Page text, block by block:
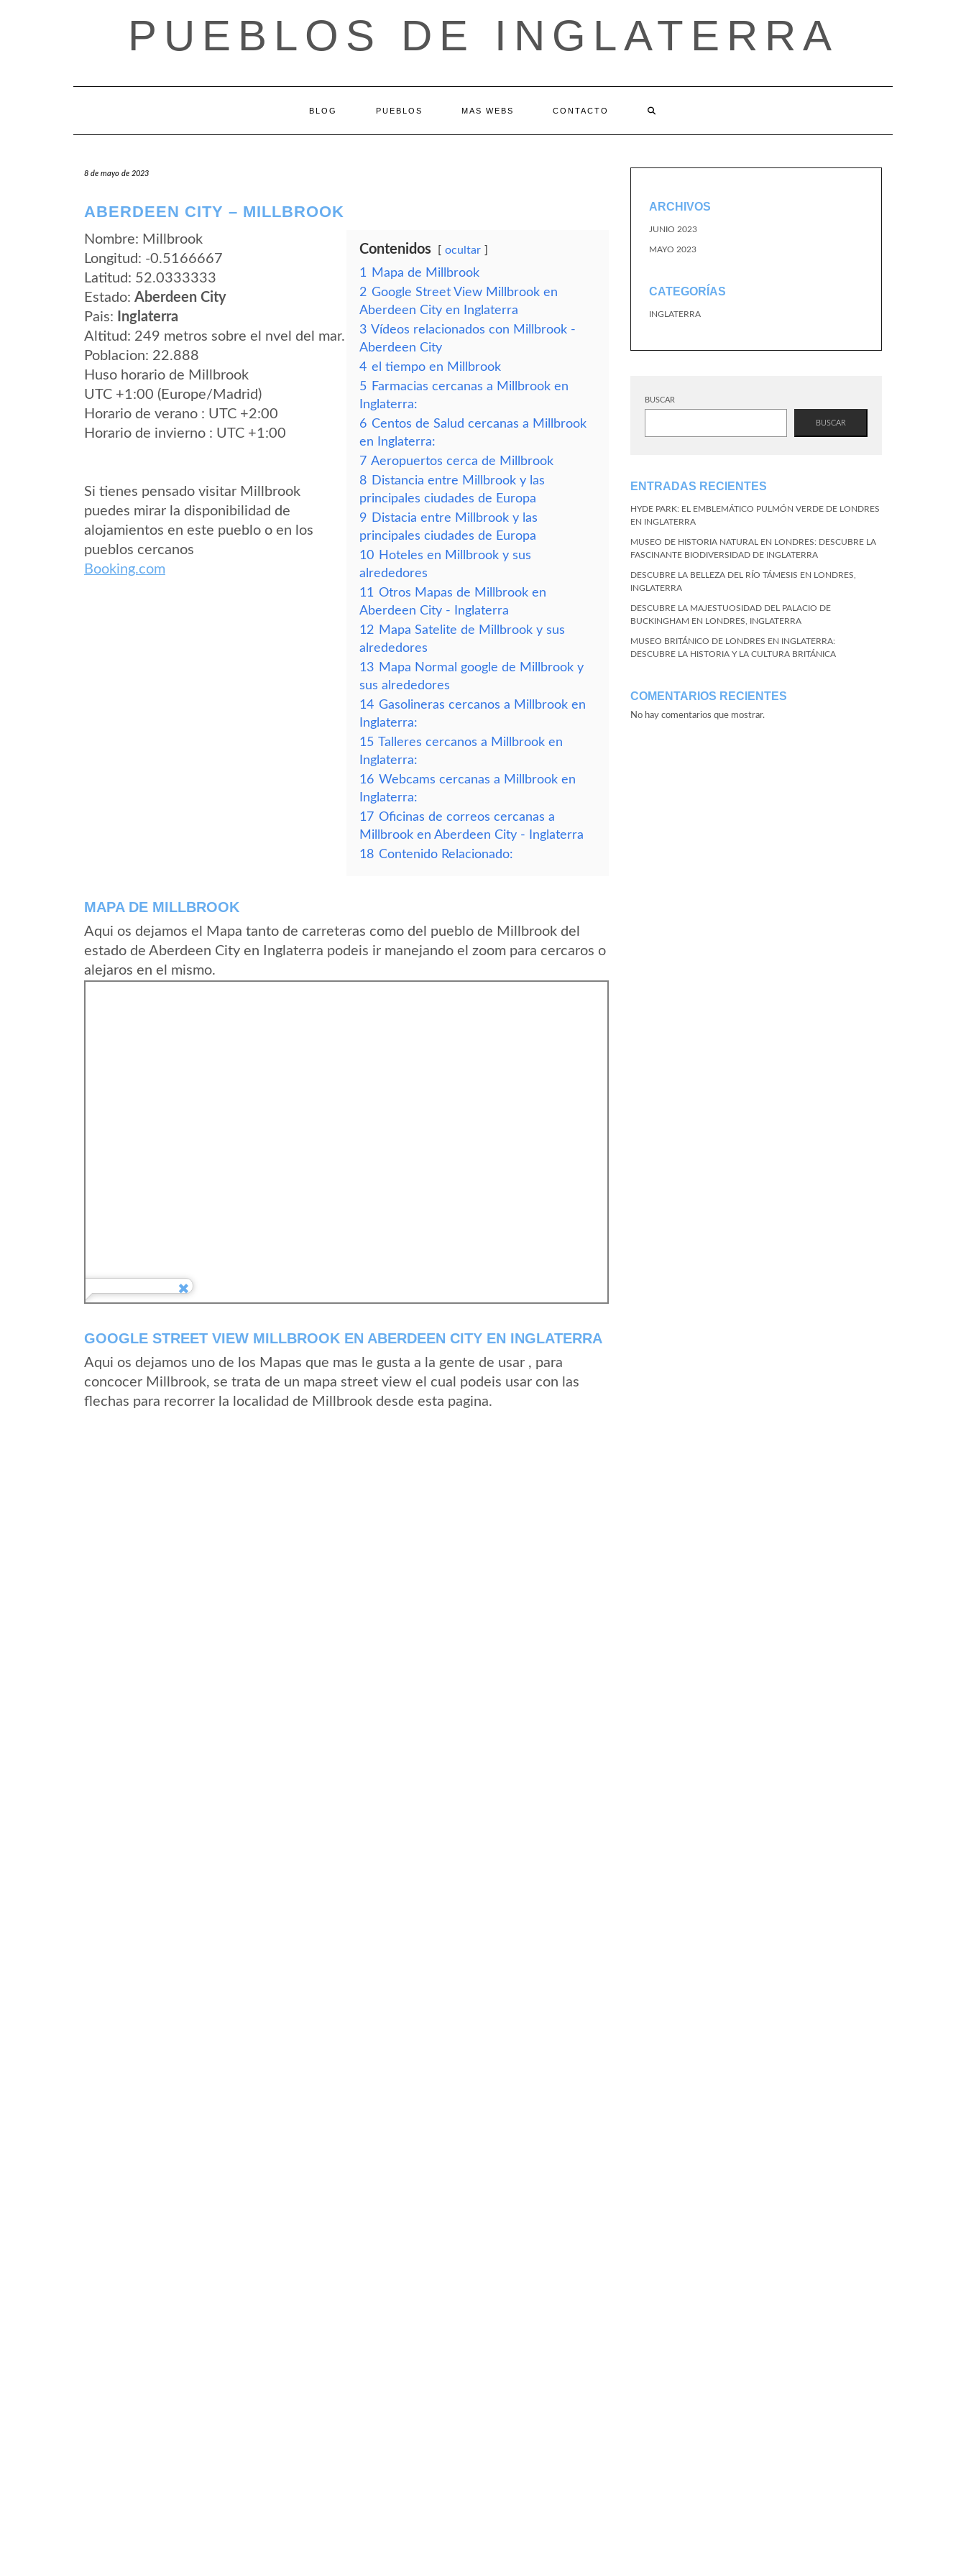
PUEBLOS DE INGLATERRA
BLOG PUEBLOS MAS WEBS CONTACTO
8 de mayo de 2023
ABERDEEN CITY – MILLBROOK
Nombre: Millbrook
Longitud: -0.5166667
Latitud: 52.0333333
Estado: Aberdeen City
Pais:
Inglaterra
Altitud: 249 metros sobre el nvel del mar.
Poblacion: 22.888
Huso horario de Millbrook
UTC +1:00 (Europe/Madrid)
Horario de verano : UTC +2:00
Horario de invierno : UTC +1:00
Si tienes pensado visitar Millbrook
puedes mirar la disponibilidad de
alojamientos en este pueblo o en los
pueblos cercanos
Booking.com
Contenidos ocultar
1
Mapa de Millbrook
2 Google Street View Millbrook en
Aberdeen City en Inglaterra
3 Vídeos relacionados con Millbrook -
Aberdeen City
4 el tiempo en Millbrook
5 Farmacias cercanas a Millbrook en
Inglaterra:
6 Centos de Salud cercanas a Millbrook
en Inglaterra:
7 Aeropuertos cerca de Millbrook
8 Distancia entre Millbrook y las
principales ciudades de Europa
9 Distacia entre Millbrook y las
principales ciudades de Europa
10 Hoteles en Millbrook y sus
alrededores
11 Otros Mapas de Millbrook en
Aberdeen City - Inglaterra
12 Mapa Satelite de Millbrook y sus
alrededores
13 Mapa Normal google de Millbrook y
sus alrededores
14 Gasolineras cercanos a Millbrook en
Inglaterra:
15 Talleres cercanos a Millbrook en
Inglaterra:
16 Webcams cercanas a Millbrook en
Inglaterra:
17 Oficinas de correos cercanas a
Millbrook en Aberdeen City - Inglaterra
18 Contenido Relacionado:
MAPA DE MILLBROOK
Aqui os dejamos el Mapa tanto de carreteras como del pueblo de Millbrook del
estado de Aberdeen City en Inglaterra podeis ir manejando el zoom para cercaros o
alejaros en el mismo.
GOOGLE STREET VIEW MILLBROOK EN ABERDEEN CITY EN INGLATERRA
Aqui os dejamos uno de los Mapas que mas le gusta a la gente de usar , para
concocer Millbrook, se trata de un mapa street view el cual podeis usar con las
flechas para recorrer la localidad de Millbrook desde esta pagina.
ARCHIVOS
JUNIO 2023
MAYO 2023
CATEGORÍAS
INGLATERRA
BUSCAR
BUSCAR
ENTRADAS RECIENTES
HYDE PARK: EL EMBLEMÁTICO PULMÓN VERDE DE LONDRES
EN INGLATERRA
MUSEO DE HISTORIA NATURAL EN LONDRES: DESCUBRE LA
FASCINANTE BIODIVERSIDAD DE INGLATERRA
DESCUBRE LA BELLEZA DEL RÍO TÁMESIS EN LONDRES,
INGLATERRA
DESCUBRE LA MAJESTUOSIDAD DEL PALACIO DE
BUCKINGHAM EN LONDRES, INGLATERRA
MUSEO BRITÁNICO DE LONDRES EN INGLATERRA:
DESCUBRE LA HISTORIA Y LA CULTURA BRITÁNICA
COMENTARIOS RECIENTES
No hay comentarios que mostrar.